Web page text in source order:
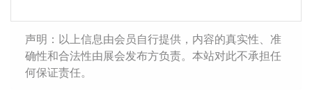
声明：以上信息由会员自行提供，内容的真实性、准
确性和合法性由展会发布方负责。本站对此不承担任
何保证责任。